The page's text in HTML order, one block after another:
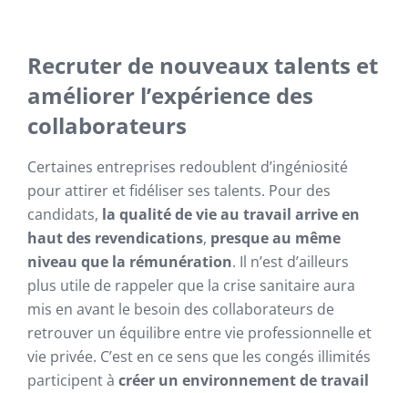
Recruter de nouveaux talents et
améliorer l’expérience des
collaborateurs
Certaines entreprises redoublent d’ingéniosité
pour attirer et fidéliser ses talents. Pour des
candidats, la qualité de vie au travail arrive en
haut des revendications, presque au même
niveau que la rémunération. Il n’est d’ailleurs
plus utile de rappeler que la crise sanitaire aura
mis en avant le besoin des collaborateurs de
retrouver un équilibre entre vie professionnelle et
vie privée. C’est en ce sens que les congés illimités
participent à créer un environnement de travail